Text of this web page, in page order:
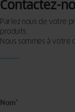
Contactez-
Parlez nous de votre
produits.
Nous sommes à votre
Nom*